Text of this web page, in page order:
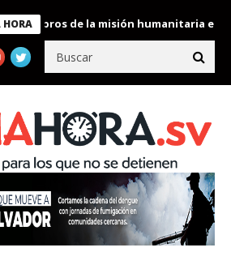
de la misión humanitaria enviada